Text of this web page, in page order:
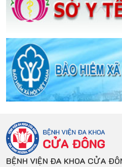
BỆNH VIỆN ĐA KHOA CỬA